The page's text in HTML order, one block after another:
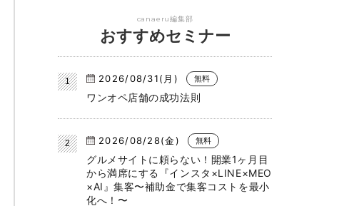
canaeru編集部
おすすめセミナー
2026/08/31(月) 無料
ワンオペ店舗の成功法則
2026/08/28(金) 無料
グルメサイトに頼らない！開業1ヶ月目
から満席にする『インスタ×LINE×MEO
×AI』集客〜補助金で集客コストを最小
化へ！〜